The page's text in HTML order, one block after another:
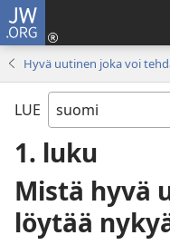
JW.ORG
Hyvä uutinen joka voi
LUE
1. luku
Mistä hyvä
löytää